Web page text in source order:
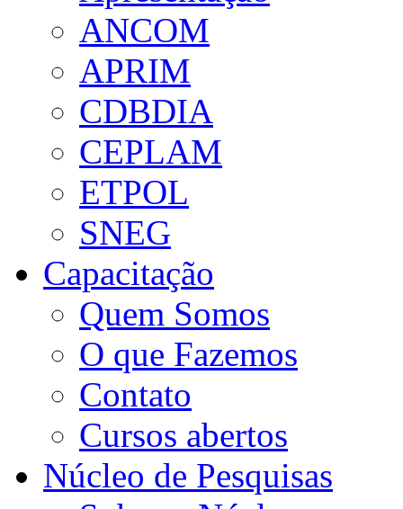
ANCOM
APRIM
CDBDIA
CEPLAM
ETPOL
SNEG
Capacitação
Quem Somos
O que Fazemos
Contato
Cursos abertos
Núcleo de Pesquisas